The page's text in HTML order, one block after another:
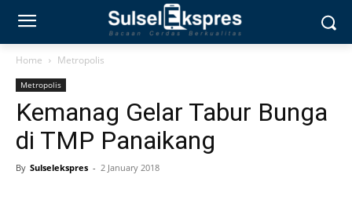
Home Metropolis
Metropolis
Kemanag Gelar Tabur Bunga
di TMP Panaikang
By Sulselekspres - 2 January 2018